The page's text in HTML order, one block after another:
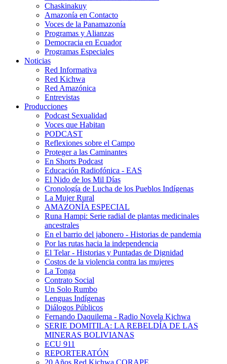
Chaskinakuy
Amazonía en Contacto
Voces de la Panamazonía
Programas y Alianzas
Democracia en Ecuador
Programas Especiales
Noticias
Red Informativa
Red Kichwa
Red Amazónica
Entrevistas
Producciones
Podcast Sexualidad
Voces que Habitan
PODCAST
Reflexiones sobre el Campo
Proteger a las Caminantes
En Shorts Podcast
Educación Radiofónica - EAS
El Nido de los Mil Días
Cronología de Lucha de los Pueblos Indígenas
La Mujer Rural
AMAZONÍA ESPECIAL
Runa Hampi: Serie radial de plantas medicinales
ancestrales
En el barrio del jabonero - Historias de pandemia
Por las rutas hacia la independencia
El Telar - Historias y Puntadas de Dignidad
Costos de la violencia contra las mujeres
La Tonga
Contrato Social
Un Solo Rumbo
Lenguas Indígenas
Diálogos Públicos
Fernando Daquilema - Radio Novela Kichwa
SERIE DOMITILA: LA REBELDÍA DE LAS
MINERAS BOLIVIANAS
ECU 911
REPORTERATÓN
20 Años Red Kichwa CORAPE